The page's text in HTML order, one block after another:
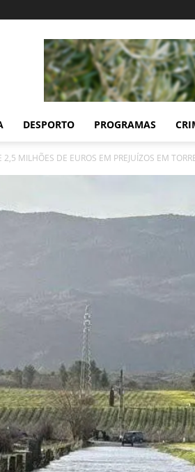
DESPORTO PROGRAMAS
MILHÕES DE EUROS EM PREJUÍZOS EM